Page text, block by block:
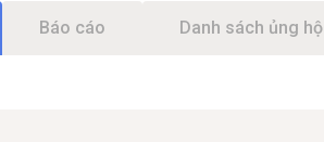
Báo cáo Danh sách ủng hộ